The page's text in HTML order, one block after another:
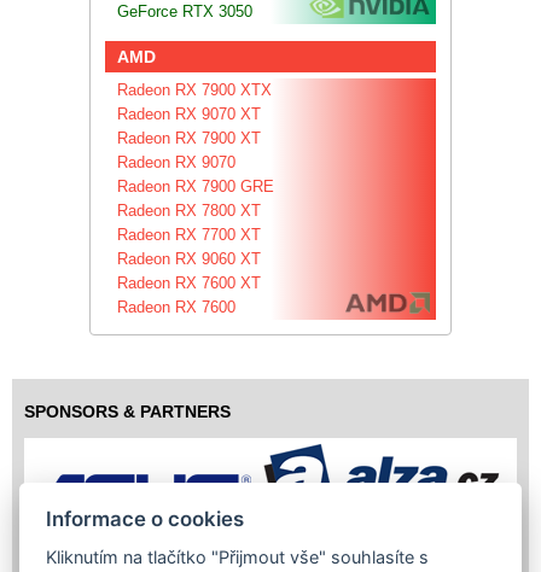
GeForce RTX 3050
AMD
Radeon RX 7900 XTX
Radeon RX 9070 XT
Radeon RX 7900 XT
Radeon RX 9070
Radeon RX 7900 GRE
Radeon RX 7800 XT
Radeon RX 7700 XT
Radeon RX 9060 XT
Radeon RX 7600 XT
Radeon RX 7600
SPONSORS & PARTNERS
Informace o cookies
Kliknutím na tlačítko "Přijmout vše" souhlasíte s